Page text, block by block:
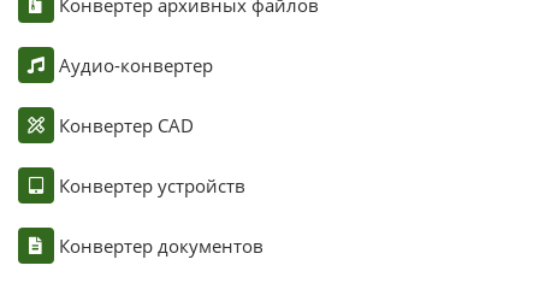
Конвертер архивных файлов
Аудио-конвертер
Конвертер CAD
Конвертер устройств
Конвертер документов